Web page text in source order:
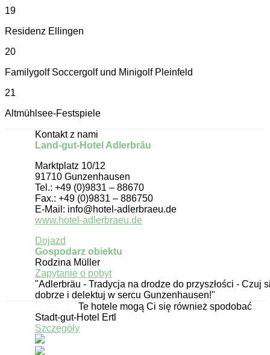
19
Residenz Ellingen
20
Familygolf Soccergolf und Minigolf Pleinfeld
21
Altmühlsee-Festspiele
Kontakt z nami
Land-gut-Hotel Adlerbräu
Marktplatz 10/12
91710 Gunzenhausen
Tel.: +49 (0)9831 – 88670
Fax.: +49 (0)9831 – 886750
E-Mail: info@hotel-adlerbraeu.de
www.hotel-adlerbraeu.de
Dojazd
Gospodarz obiektu
Rodzina Müller
Zapytanie o pobyt
"Adlerbräu - Tradycja na drodze do przyszłości - Czuj
dobrze i delektuj w sercu Gunzenhausen!"
Te hotele mogą Ci się również spodobać
Stadt-gut-Hotel Ertl
Szczegóły